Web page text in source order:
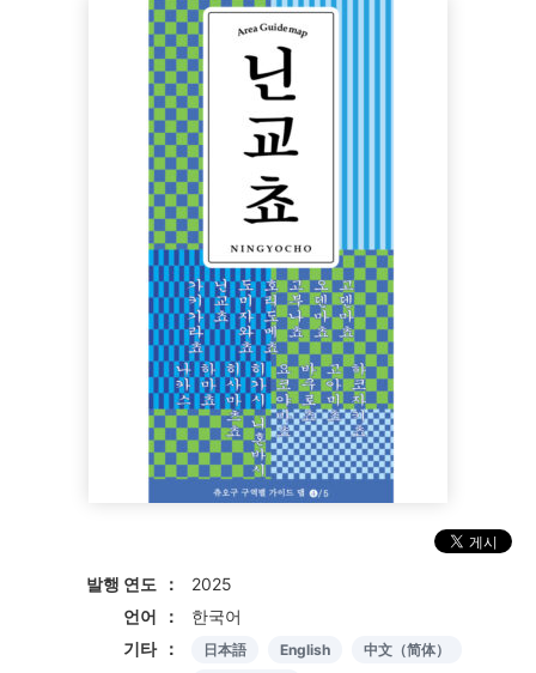
발행 연도
2025
언어
한국어
기타
日本語 English
中文（简体）